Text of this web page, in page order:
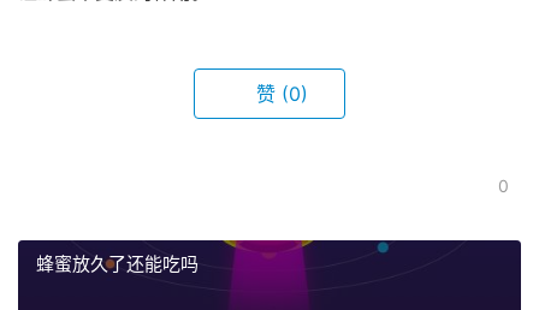
赞 (0)
0
蜂蜜放久了还能吃吗